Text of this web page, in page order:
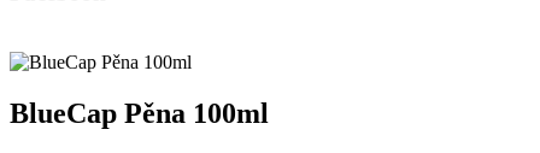
BlueCap Pěna 100ml